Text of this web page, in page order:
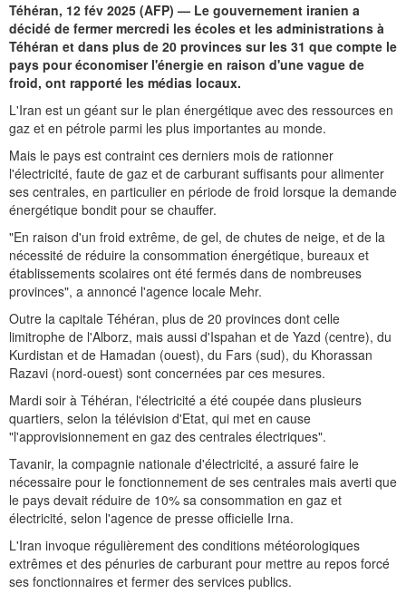
Téhéran, 12 fév 2025 (AFP) — Le gouvernement iranien a
décidé de fermer mercredi les écoles et les administrations à
Téhéran et dans plus de 20 provinces sur les 31 que compte le
pays pour économiser l'énergie en raison d'une vague de
froid, ont rapporté les médias locaux.
L'Iran est un géant sur le plan énergétique avec des ressources en
gaz et en pétrole parmi les plus importantes au monde.
Mais le pays est contraint ces derniers mois de rationner
l'électricité, faute de gaz et de carburant suffisants pour alimenter
ses centrales, en particulier en période de froid lorsque la demande
énergétique bondit pour se chauffer.
"En raison d'un froid extrême, de gel, de chutes de neige, et de la
nécessité de réduire la consommation énergétique, bureaux et
établissements scolaires ont été fermés dans de nombreuses
provinces", a annoncé l'agence locale Mehr.
Outre la capitale Téhéran, plus de 20 provinces dont celle
limitrophe de l'Alborz, mais aussi d'Ispahan et de Yazd (centre), du
Kurdistan et de Hamadan (ouest), du Fars (sud), du Khorassan
Razavi (nord-ouest) sont concernées par ces mesures.
Mardi soir à Téhéran, l'électricité a été coupée dans plusieurs
quartiers, selon la télévision d'Etat, qui met en cause
"l'approvisionnement en gaz des centrales électriques".
Tavanir, la compagnie nationale d'électricité, a assuré faire le
nécessaire pour le fonctionnement de ses centrales mais averti que
le pays devait réduire de 10% sa consommation en gaz et
électricité, selon l'agence de presse officielle Irna.
L'Iran invoque régulièrement des conditions météorologiques
extrêmes et des pénuries de carburant pour mettre au repos forcé
ses fonctionnaires et fermer des services publics.